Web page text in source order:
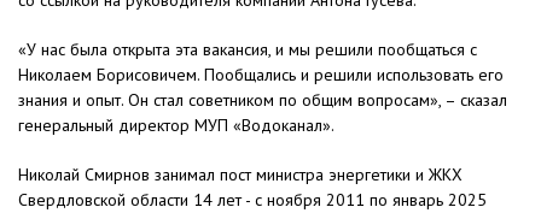
«У нас была открыта эта вакансия, и мы решили пообщаться с
Николаем Борисовичем. Пообщались и решили использовать его
знания и опыт. Он стал советником по общим вопросам», – сказал
генеральный директор МУП «Водоканал».
Николай Смирнов занимал пост министра энергетики и ЖКХ
Свердловской области 14 лет - с ноября 2011 по январь 2025